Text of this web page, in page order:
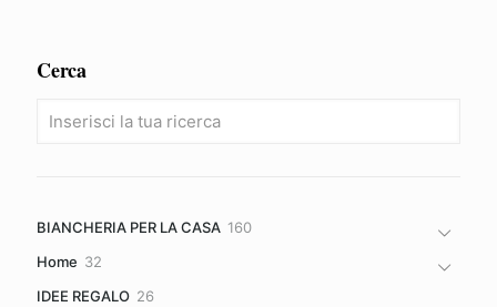
Cerca
BIANCHERIA PER LA CASA 160160
Home 32
IDEE REGALO 26